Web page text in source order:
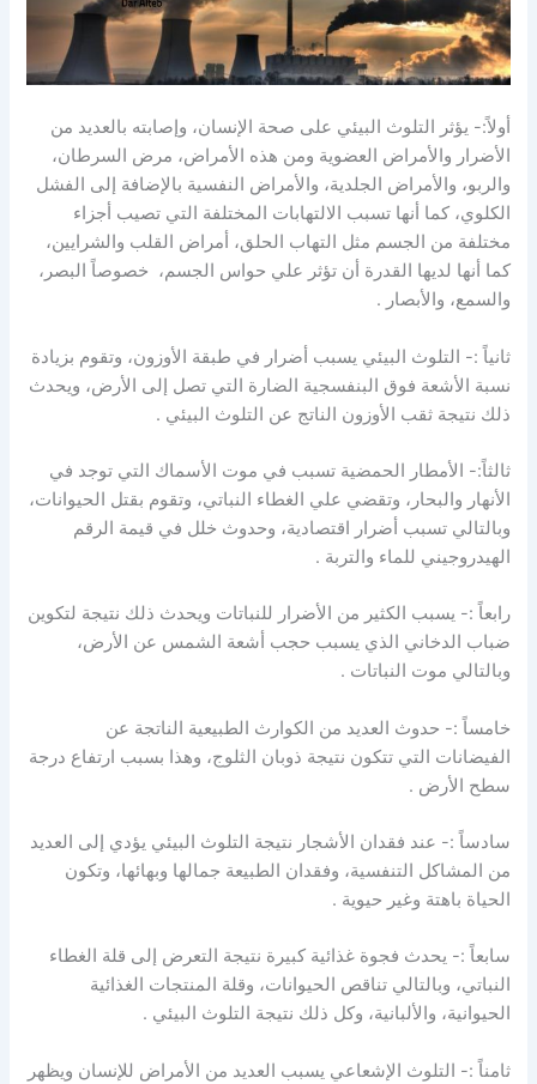
أولاً:- يؤثر التلوث البيئي على صحة الإنسان، وإصابته بالعديد من
الأضرار والأمراض العضوية ومن هذه الأمراض، مرض السرطان،
والربو، والأمراض الجلدية، والأمراض النفسية بالإضافة إلى الفشل
الكلوي، كما أنها تسبب الالتهابات المختلفة التي تصيب أجزاء
مختلفة من الجسم مثل التهاب الحلق، أمراض القلب والشرايين،
كما أنها لديها القدرة أن تؤثر علي حواس الجسم، خصوصاً البصر،
والسمع، والأبصار .
ثانياً :- التلوث البيئي يسبب أضرار في طبقة الأوزون، وتقوم بزيادة
نسبة الأشعة فوق البنفسجية الضارة التي تصل إلى الأرض، ويحدث
ذلك نتيجة ثقب الأوزون الناتج عن التلوث البيئي .
ثالثاً:- الأمطار الحمضية تسبب في موت الأسماك التي توجد في
الأنهار والبحار، وتقضي علي الغطاء النباتي، وتقوم بقتل الحيوانات،
وبالتالي تسبب أضرار اقتصادية، وحدوث خلل في قيمة الرقم
الهيدروجيني للماء والتربة .
رابعاً :- يسبب الكثير من الأضرار للنباتات ويحدث ذلك نتيجة لتكوين
ضباب الدخاني الذي يسبب حجب أشعة الشمس عن الأرض،
وبالتالي موت النباتات .
خامساً :- حدوث العديد من الكوارث الطبيعية الناتجة عن
الفيضانات التي تتكون نتيجة ذوبان الثلوج، وهذا بسبب ارتفاع درجة
سطح الأرض .
سادساً :- عند فقدان الأشجار نتيجة التلوث البيئي يؤدي إلى العديد
من المشاكل التنفسية، وفقدان الطبيعة جمالها وبهائها، وتكون
الحياة باهتة وغير حيوية .
سابعاً :- يحدث فجوة غذائية كبيرة نتيجة التعرض إلى قلة الغطاء
النباتي، وبالتالي تناقص الحيوانات، وقلة المنتجات الغذائية
الحيوانية، والألبانية، وكل ذلك نتيجة التلوث البيئي .
ثامناً :- التلوث الإشعاعي يسبب العديد من الأمراض للإنسان ويظهر